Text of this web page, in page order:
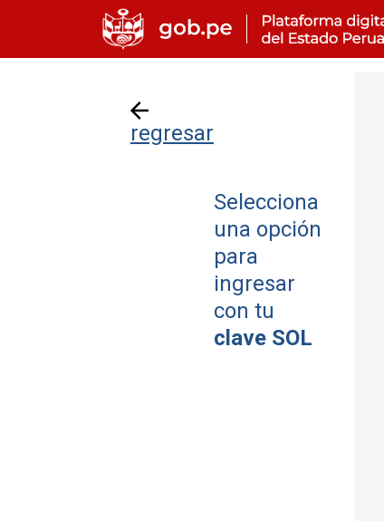
regresar
Selecciona
una opción
para
ingresar
con tu
clave SOL